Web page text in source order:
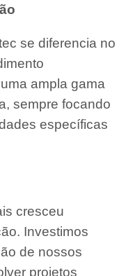
se diferencia no
ampla gama
sempre focando
específicas
cresceu
Investimos
de nossos
projetos